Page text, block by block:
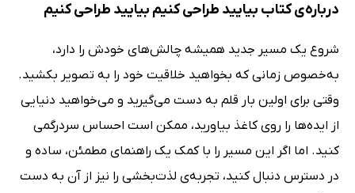
درباره‌ی کتاب بیایید طراحی کنیم بیایید طراحی کنیم
شروع یک مسیر جدید همیشه چالش‌های خودش را دارد،
به‌خصوص زمانی که بخواهید خلاقیت خود را به تصویر بکشید.
وقتی برای اولین بار قلم به دست می‌گیرید و می‌خواهید دنیایی
از ایده‌ها را روی کاغذ بیاورید، ممکن است احساس سردرگمی
کنید. اما اگر این مسیر را با کمک یک راهنمای مطمئن، ساده و
در دسترس دنبال کنید، تجربه‌ی لذت‌بخشی را نیز از آن به دست